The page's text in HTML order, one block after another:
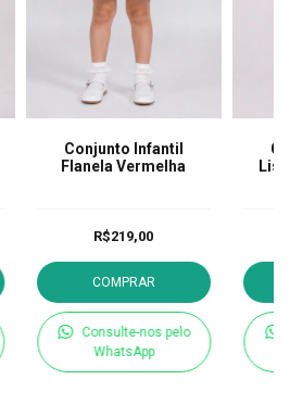
Conjunto Infantil
Flanela Vermelha
R$219,00
COMPRAR
Consulte-nos pelo
WhatsApp